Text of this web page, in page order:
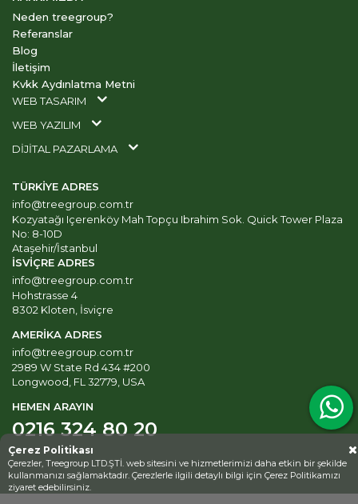
Neden treegroup?
Referanslar
Blog
İletişim
Kvkk Aydınlatma Metni
WEB TASARIM
WEB YAZILIM
DİJİTAL PAZARLAMA
TÜRKİYE ADRES
info@treegroup.com.tr
Kozyatağı Içerenköy Mah Topçu Ibrahim Sok. Quick Tower Plaza
No: 8-10D
Ataşehir/İstanbul
İSVİÇRE ADRES
info@treegroup.com.tr
Hohstrasse 4
8302 Kloten, İsviçre
AMERİKA ADRES
info@treegroup.com.tr
2989 W State Rd 434 #200
Longwood, FL 32779, USA
HEMEN ARAYIN
0216 324 80 20
Çerez Politikası
Çerezler, Treegroup LTD.ŞTİ. web sitesini ve hizmetlerimizi daha etkin bir şekilde
kullanmanızı sağlamaktadır. Çerezlerle ilgili detaylı bilgi için Çerez Politikamızı
ziyaret edebilirsiniz.